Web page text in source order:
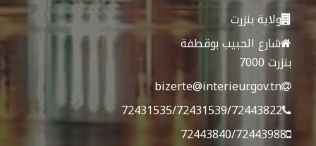
ولاية بنزرت
شارع الحبيب بوقطفة
بنزرت 7000
bizerte@interieur.gov.tn
72431535/72431539/72443822
72443840/72443988